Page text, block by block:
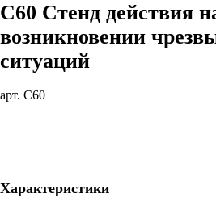
С60 Стенд действия
возникновении
ситуаций
арт. С60
Характеристики